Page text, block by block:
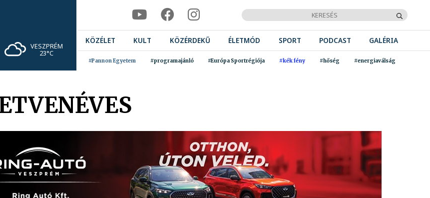
VESZPRÉM
23°C
KÖZÉLET KULT KÖZÉRDEKŰ ÉLETMÓD SPORT PODCAST GALÉRIA
#Pannon Egyetem #programajánló #Európa Sportrégiója #kék fény #hőség #energiaválság